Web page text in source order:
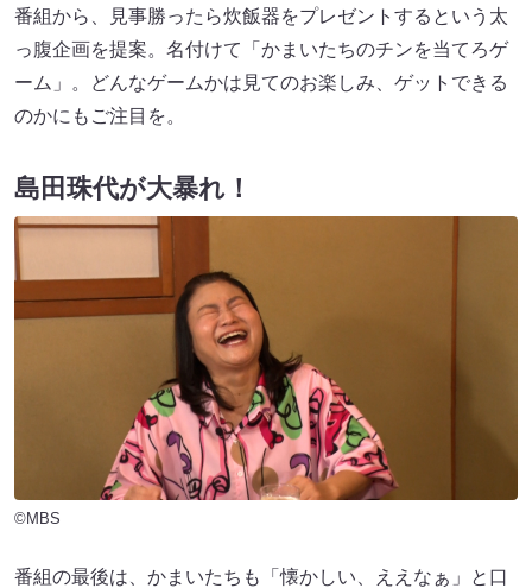
番組から、見事勝ったら炊飯器をプレゼントするという太
っ腹企画を提案。名付けて「かまいたちのチンを当てろゲ
ーム」。どんなゲームかは見てのお楽しみ、ゲットできる
のかにもご注目を。
島田珠代が大暴れ！
©MBS
番組の最後は、かまいたちも「懐かしい、ええなぁ」と口